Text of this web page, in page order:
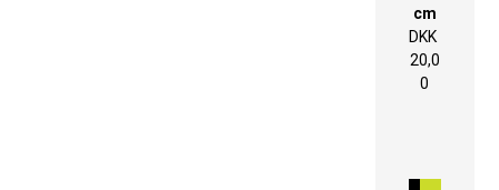
cm
DKK
20,0
0